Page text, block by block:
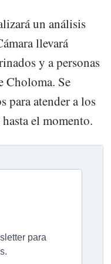
un análisis
llevará
y a personas
Choloma. Se
para atender a los
el momento.